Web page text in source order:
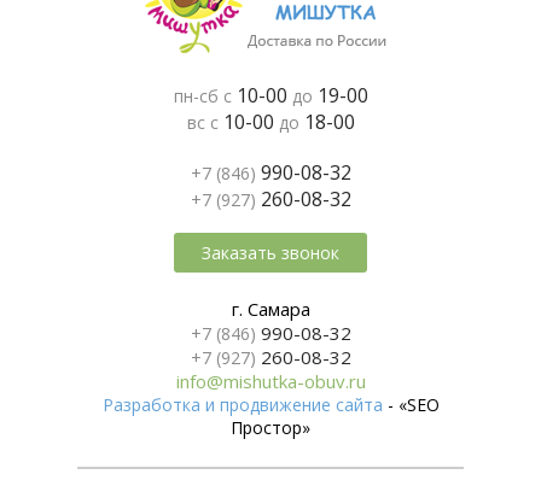
пн-сб с 10-00 до 19-00
вс с 10-00 до 18-00
+7 (846) 990-08-32
+7 (927) 260-08-32
Заказать звонок
г. Самара
+7 (846) 990-08-32
+7 (927) 260-08-32
info@mishutka-obuv.ru
Разработка и продвижение сайта - «SEO
Простор»